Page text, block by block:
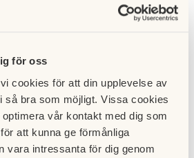
för oss
cookies för att din upplevelse av
så bra som möjligt. Vissa cookies
vår kontakt med dig som
att kunna ge förmånliga
vara intressanta för dig genom